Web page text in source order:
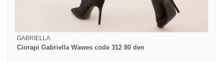
GABRIELLA
Ciorapi Gabriella Wawes code 312 80 den